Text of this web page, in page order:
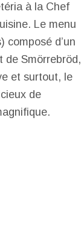
à la Chef
Le menu
composé d’un
de Smörrebröd,
et surtout, le
de